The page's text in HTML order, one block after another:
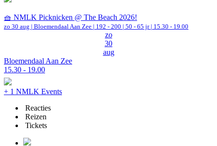
🧺 NMLK Picknicken @ The Beach 2026!
zo 30 aug | Bloemendaal Aan Zee | 192 - 200 | 50 - 65 jr | 15.30 - 19.00
zo
30
aug
Bloemendaal Aan Zee
15.30 - 19.00
+ 1 NMLK Events
Reacties
Reizen
Tickets